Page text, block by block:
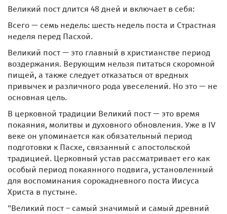
Великий пост длится 48 дней и включает в себя:
Всего — семь недель: шесть недель поста и Страстная
неделя перед Пасхой.
Великий пост — это главный в христианстве период
воздержания. Верующим нельзя питаться скоромной
пищей, а также следует отказаться от вредных
привычек и различного рода увеселений. Но это — не
основная цель.
В церковной традиции Великий пост — это время
покаяния, молитвы и духовного обновления. Уже в IV
веке он упоминается как обязательный период
подготовки к Пасхе, связанный с апостольской
традицией. Церковный устав рассматривает его как
особый период покаянного подвига, установленный
для воспоминания сорокадневного поста Иисуса
Христа в пустыне.
"Великий пост – самый значимый и самый древний